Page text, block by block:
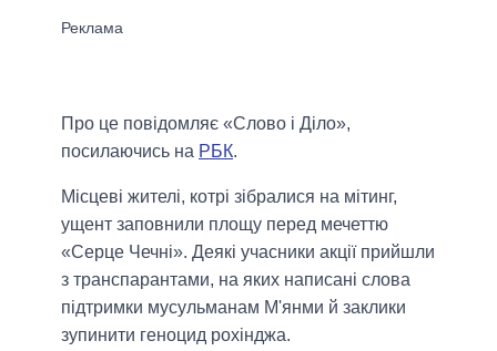
Про це повідомляє «Слово і Діло»,
посилаючись на РБК.
Місцеві жителі, котрі зібралися на мітинг,
ущент заповнили площу перед мечеттю
«Серце Чечні». Деякі учасники акції прийшли
з транспарантами, на яких написані слова
підтримки мусульманам М'янми й заклики
зупинити геноцид рохінджа.